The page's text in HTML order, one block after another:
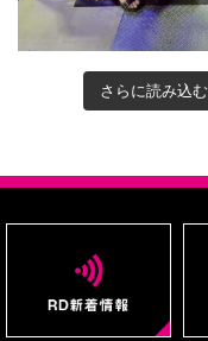
さらに読み込む